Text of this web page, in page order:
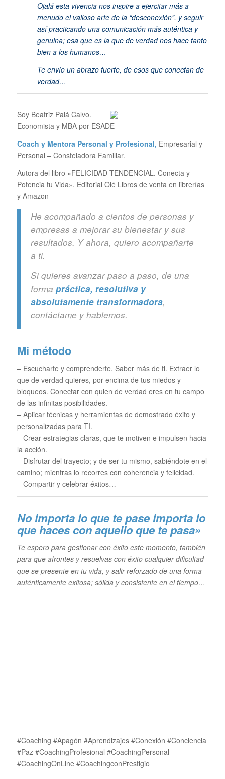
Ojalá esta vivencia nos inspire a ejercitar más a
menudo el valioso arte de la “desconexión”, y seguir
así practicando una comunicación más auténtica y
genuina; esa que es la que de verdad nos hace tanto
bien a los humanos…
Te envío un abrazo fuerte, de esos que conectan de
verdad…
Soy Beatriz Palá Calvo.
Economista y MBA por ESADE
Coach y Mentora Personal y Profesional, Empresarial y
Personal – Consteladora Familiar.
Autora del libro «FELICIDAD TENDENCIAL. Conecta y
Potencia tu Vida». Editorial Olé Libros de venta en librerías
y Amazon
He acompañado a cientos de personas y
empresas a mejorar su bienestar y sus
resultados. Y ahora, quiero acompañarte
a ti.
Si quieres avanzar paso a paso, de una
forma práctica, resolutiva y
absolutamente transformadora,
contáctame y hablemos.
Mi método
– Escucharte y comprenderte. Saber más de ti. Extraer lo
que de verdad quieres, por encima de tus miedos y
bloqueos. Conectar con quien de verdad eres en tu campo
de las infinitas posibilidades.
– Aplicar técnicas y herramientas de demostrado éxito y
personalizadas para TI.
– Crear estrategias claras, que te motiven e impulsen hacia
la acción.
– Disfrutar del trayecto; y de ser tu mismo, sabiéndote en el
camino; mientras lo recorres con coherencia y felicidad.
– Compartir y celebrar éxitos…
No importa lo que te pase importa lo
que haces con aquello que te pasa»
Te espero para gestionar con éxito este momento, también
para que afrontes y resuelvas con éxito cualquier dificultad
que se presente en tu vida, y salir reforzado de una forma
auténticamente exitosa; sólida y consistente en el tiempo…
#Coaching #Apagón #Aprendizajes #Conexión #Conciencia
#Paz #CoachingProfesional #CoachingPersonal
#CoachingOnLine #CoachingconPrestigio